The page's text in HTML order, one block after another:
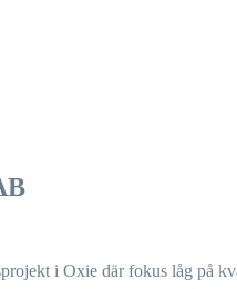
i Oxie där fokus låg på